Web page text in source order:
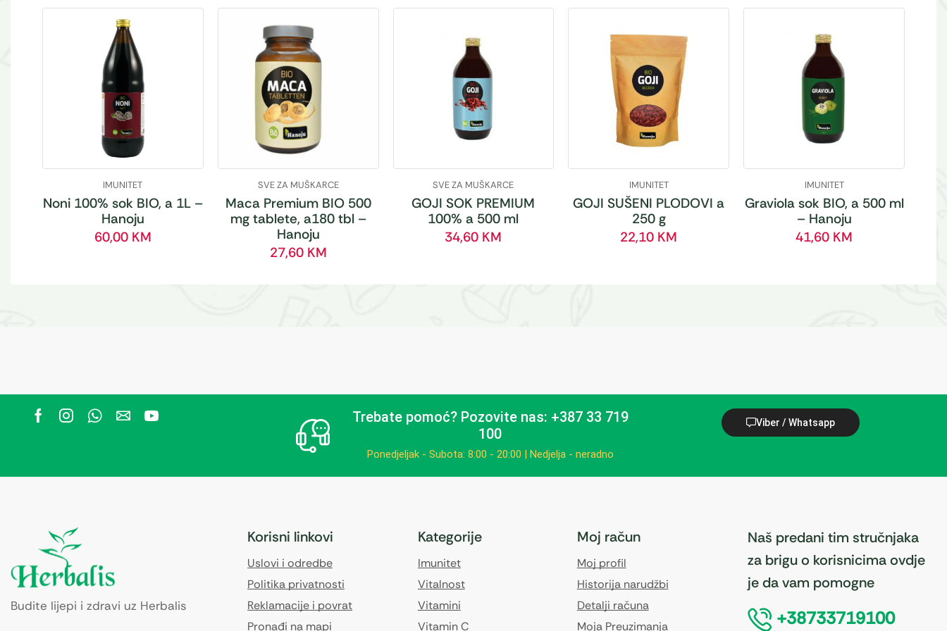
IMUNITET
Noni 100% sok BIO, a 1L –
Hanoju
60,00 KM
SVE ZA MUŠKARCE
Maca Premium BIO 500
mg tablete, a180 tbl –
Hanoju
27,60 KM
SVE ZA MUŠKARCE
GOJI SOK PREMIUM
100% a 500 ml
34,60 KM
IMUNITET
GOJI SUŠENI PLODOVI a
250 g
22,10 KM
IMUNITET
Graviola sok BIO, a 500 ml
– Hanoju
41,60 KM
Trebate pomoć?Pozovite nas: +387 33 719
100
Ponedjeljak - Subota: 8:00 - 20:00 | Nedjelja - neradno
Viber / Whatsapp
Budite lijepi i zdravi uz Herbalis
Korisni linkovi
Uslovi i odredbe
Politika privatnosti
Reklamacije i povrat
Pronađi na mapi
Kategorije
Imunitet
Vitalnost
Vitamini
Vitamin C
Moj račun
Moj profil
Historija narudžbi
Detalji računa
Moja Preuzimanja
Naš predani tim stručnjaka
za brigu o korisnicima ovdje
je da vam pomogne
+38733719100